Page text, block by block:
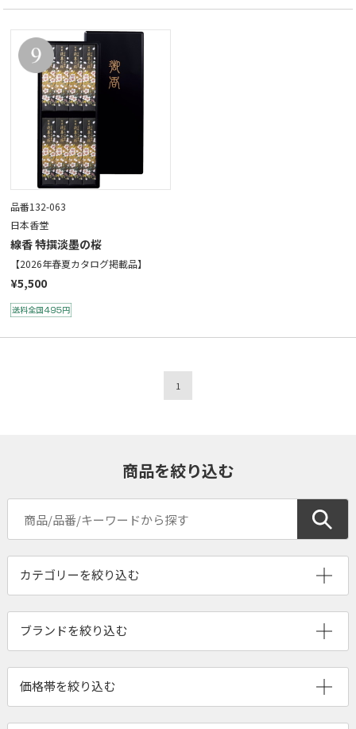
品番132-063
日本香堂
線香 特撰淡墨の桜
【2026年春夏カタログ掲載品】
¥5,500
1
商品を絞り込む
ブランドを絞り込む